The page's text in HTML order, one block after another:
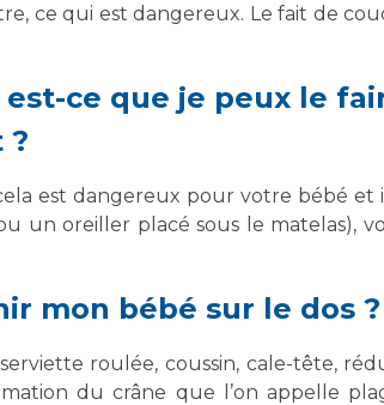
ce qui est dangereux. Le fait de
ce que je peux le
?
est dangereux pour votre bébé
un oreiller placé sous le matelas),
mon bébé sur le dos ?
roulée, coussin, cale-tête,
du crâne que l’on appelle